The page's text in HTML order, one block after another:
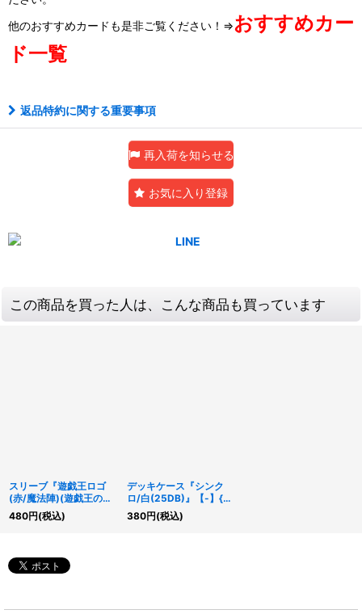
他のおすすめカードも是非ご覧ください！⇒おすすめカー
ド一覧
返品特約に関する重要事項
再入荷を知らせる
お気に入り登録
この商品を買った人は、こんな商品も買っています
スリーブ『遊戯王ロゴ
(赤/魔法陣)(遊戯王の
日)』20枚入り【-】{-}
《スリーブ》
480円(税込)
デッキケース『シンク
ロ/白(25DB)』【-】{-}
《その他》
380円(税込)